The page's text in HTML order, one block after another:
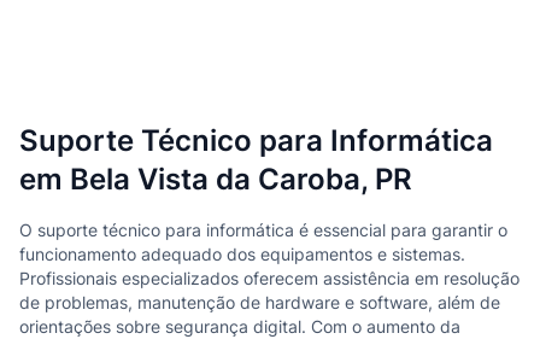
Suporte Técnico para Informática
em Bela Vista da Caroba, PR
O suporte técnico para informática é essencial para garantir o
funcionamento adequado dos equipamentos e sistemas.
Profissionais especializados oferecem assistência em resolução
de problemas, manutenção de hardware e software, além de
orientações sobre segurança digital. Com o aumento da